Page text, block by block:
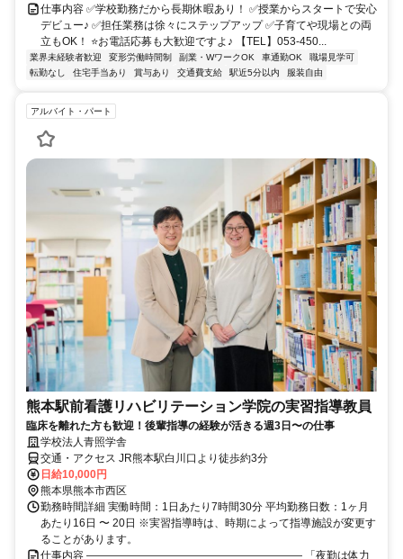
仕事内容 ✅学校勤務だから長期休暇あり！ ✅授業からスタートで安心
デビュー♪ ✅担任業務は徐々にステップアップ ✅子育てや現場との両
立もOK！ ⭐お電話応募も大歓迎ですよ♪ 【TEL】053-450...
業界未経験者歓迎 変形労働時間制 副業・WワークOK 車通勤OK
職場見学可
転勤なし
住宅手当あり 賞与あり 交通費支給 駅近5分以内 服装自由
アルバイト・パート
熊本駅前看護リハビリテーション学院の実習指導教員
臨床を離れた方も歓迎！後輩指導の経験が活きる週3日〜の仕事
学校法人青照学舎
交通・アクセス JR熊本駅白川口より徒歩約3分
日給10,000円
熊本県熊本市西区
勤務時間詳細 実働時間：1日あたり7時間30分 平均勤務日数：1ヶ月
あたり16日 〜 20日 ※実習指導時は、時期によって指導施設が変更す
ることがあります。
仕事内容 ―――――――――――――――――――― 「夜勤は体力